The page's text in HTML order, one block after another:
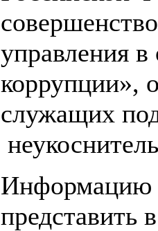
управления в
коррупции»,
служащих
Информацию
представить